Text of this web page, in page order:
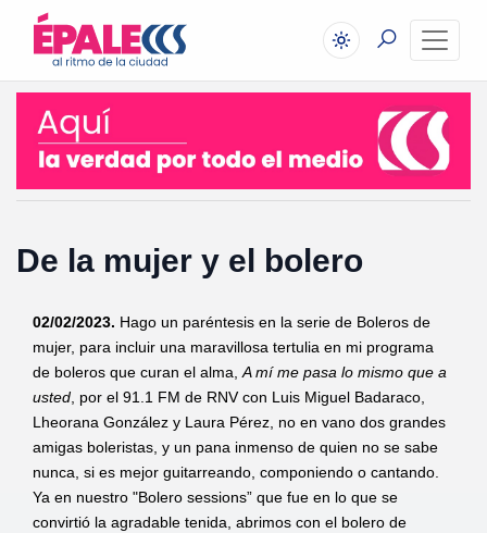
De la mujer y el bolero
02/02/2023. Hago un paréntesis en la serie de Boleros de
mujer, para incluir una maravillosa tertulia en mi programa
de boleros que curan el alma, A mí me pasa lo mismo que a
usted , por el 91.1 FM de RNV con Luis Miguel Badaraco,
Lheorana González y Laura Pérez, no en vano dos grandes
amigas boleristas, y un pana inmenso de quien no se sabe
nunca, si es mejor guitarreando, componiendo o cantando.
Ya en nuestro "Bolero sessions” que fue en lo que se
convirtió la agradable tenida, abrimos con el bolero de